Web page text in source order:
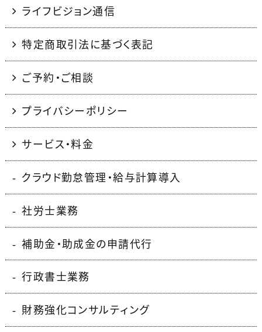
ライフビジョン通信
特定商取引法に基づく表記
ご予約・ご相談
プライバシーポリシー
サービス・料金
クラウド勤怠管理・給与計算導入
社労士業務
補助金・助成金の申請代行
行政書士業務
財務強化コンサルティング